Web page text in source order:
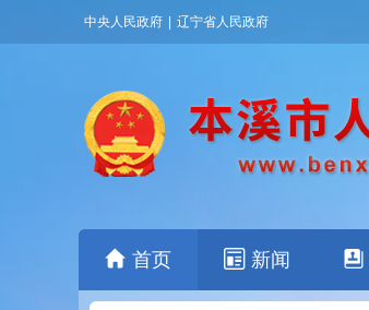
中央人民政府 辽宁省人民政府
首页 新闻